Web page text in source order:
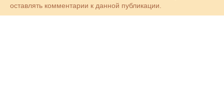
оставлять комментарии к данной публикации.